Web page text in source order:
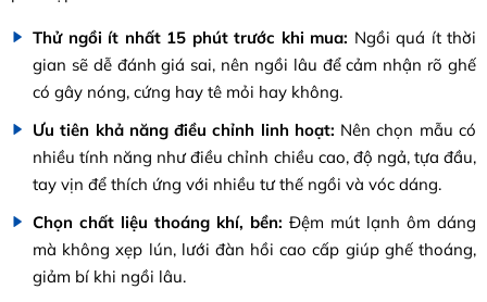
Thử ngồi ít nhất 15 phút trước khi mua: Ngồi quá ít thời
gian sẽ dễ đánh giá sai, nên ngồi lâu để cảm nhận rõ ghế
có gây nóng, cứng hay tê mỏi hay không.
Ưu tiên khả năng điều chỉnh linh hoạt: Nên chọn mẫu có
nhiều tính năng như điều chỉnh chiều cao, độ ngả, tựa đầu,
tay vịn để thích ứng với nhiều tư thế ngồi và vóc dáng.
Chọn chất liệu thoáng khí, bền: Đệm mút lạnh ôm dáng
mà không xẹp lún, lưới đàn hồi cao cấp giúp ghế thoáng,
giảm bí khi ngồi lâu.